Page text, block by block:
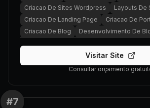
Criacao De Sites Wordpress
Layouts De
Criacao De Landing Page
Criacao De
Criacao De Blog
Desenvolvimento De
Visitar Site
Consultar orçamento
#7